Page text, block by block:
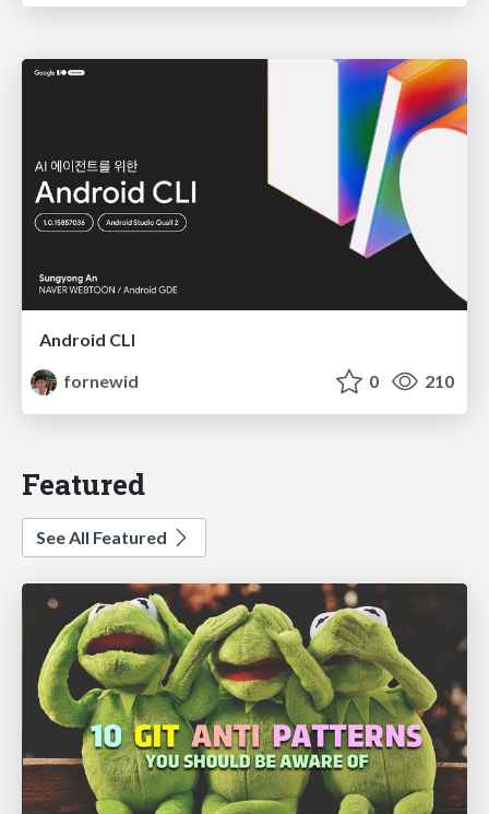
Android CLI
fornewid
0 210
Featured
See All Featured